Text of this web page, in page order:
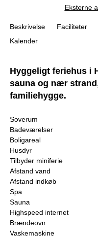
Eksterne
Beskrivelse Faciliteter
Kalender
Hyggeligt feriehus i
sauna og nær
familiehygge.
Soverum
Badeværelser
Boligareal
Husdyr
Tilbyder miniferie
Afstand vand
Afstand indkøb
Spa
Sauna
Highspeed internet
Brændeovn
Vaskemaskine